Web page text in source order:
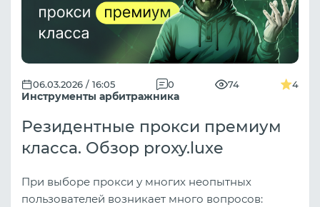
Инструменты арбитражника
06.03.2026 / 16:05 0 74 4
Резидентные прокси премиум
класса. Обзор proxy.luxe
При выборе прокси у многих неопытных
пользователей возникает много вопросов: